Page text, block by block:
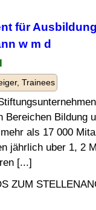
für Ausbildung
w m d
Trainees
Bereichen Bildung
als 17 000
jährlich uber 1, 2
[...]
ZUM